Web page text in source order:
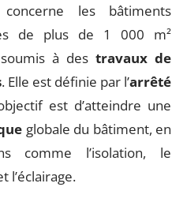
les bâtiments
de plus de 1 000 m²
à des travaux de
. Elle est définie par l’arrêté
est d’atteindre une
globale du bâtiment, en
comme l’isolation, le
l’éclairage.